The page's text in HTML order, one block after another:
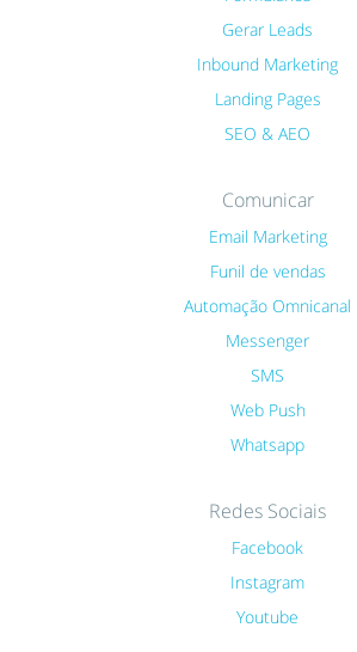
Gerar Leads
Inbound Marketing
Landing Pages
SEO & AEO
Comunicar
Email Marketing
Funil de vendas
Automação Omnicanal
Messenger
SMS
Web Push
Whatsapp
Redes Sociais
Facebook
Instagram
Youtube